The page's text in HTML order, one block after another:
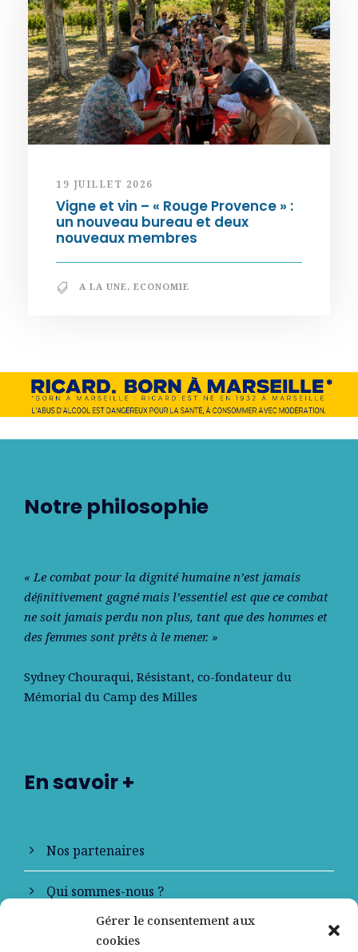
Gérer le consentement aux
cookies
19 JUILLET 2026
Vigne et vin – « Rouge Provence » :
un nouveau bureau et deux
nouveaux membres
A LA UNE, ECONOMIE
Notre philosophie
« Le combat pour la dignité humaine n’est jamais
déﬁnitivement gagné mais l’essentiel est que ce combat
ne soit jamais perdu non plus, tant que des hommes et
des femmes sont prêts à le mener. »
Sydney Chouraqui, Résistant, co-fondateur du
Mémorial du Camp des Milles
En savoir +
Nos partenaires
Qui sommes-nous ?
Contactez-nous